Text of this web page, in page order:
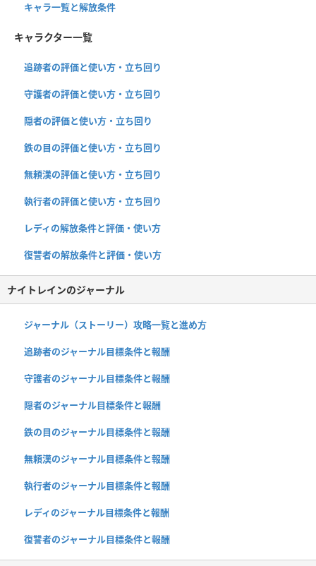
キャラ一覧と解放条件
キャラクター一覧
追跡者の評価と使い方・立ち回り
守護者の評価と使い方・立ち回り
隠者の評価と使い方・立ち回り
鉄の目の評価と使い方・立ち回り
無頼漢の評価と使い方・立ち回り
執行者の評価と使い方・立ち回り
レディの解放条件と評価・使い方
復讐者の解放条件と評価・使い方
ナイトレインのジャーナル
ジャーナル（ストーリー）攻略一覧と進め方
追跡者のジャーナル目標条件と報酬
守護者のジャーナル目標条件と報酬
隠者のジャーナル目標条件と報酬
鉄の目のジャーナル目標条件と報酬
無頼漢のジャーナル目標条件と報酬
執行者のジャーナル目標条件と報酬
レディのジャーナル目標条件と報酬
復讐者のジャーナル目標条件と報酬